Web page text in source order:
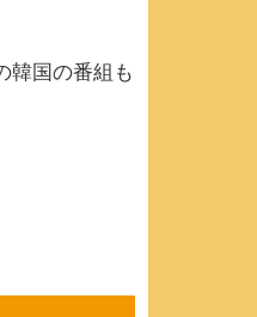
韓国の番組も